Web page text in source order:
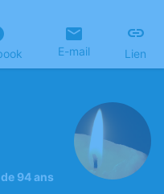
E-mail Lien
94 ans